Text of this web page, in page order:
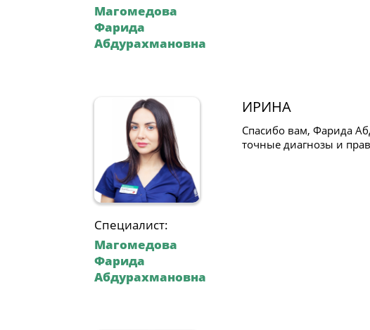
Магомедова
Фарида
Абдурахмановна
Специалист:
Магомедова
Фарида
Абдурахмановна
ИРИНА
Спасибо вам, Фарида
точные диагнозы и